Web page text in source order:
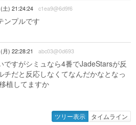
土) 21:24:24 c1ea9@6d9f6
ンプルです
月) 22:28:21 abc03@0d693
ですがシミュなら4番でJadeStarsが反
チだと反応しなくてなんだかなとなっ
植してますか
ツリー表示 タイムライン